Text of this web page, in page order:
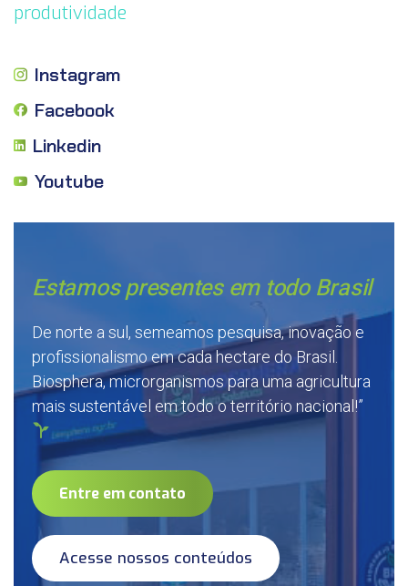
produtividade
Instagram
Facebook
Linkedin
Youtube
Estamos presentes em todo Brasil
De norte a sul, semeamos pesquisa, inovação e
profissionalismo em cada hectare do Brasil.
Biosphera, microrganismos para uma agricultura
mais sustentável em todo o território nacional!”
Entre em contato
Acesse nossos conteúdos